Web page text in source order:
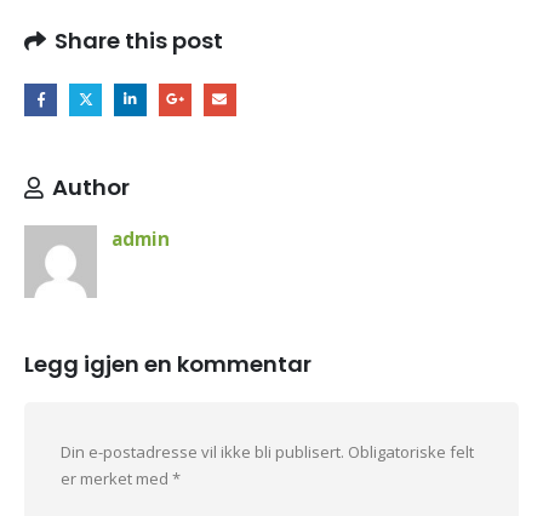
Share this post
Author
admin
Legg igjen en kommentar
Din e-postadresse vil ikke bli publisert. Obligatoriske felt
er merket med *